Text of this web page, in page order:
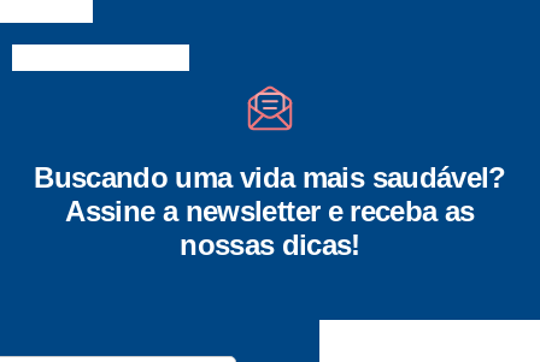
Buscando uma vida mais saudável?
Assine a newsletter e receba as
nossas dicas!